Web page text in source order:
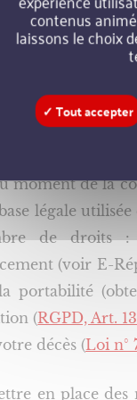
cas, d’une
vos
moment de la
légale
de droits
(voir E-
(RGPD, Art.
décès (Loi n°
en place
contenus
laissons le choix
✓ Tout accepter